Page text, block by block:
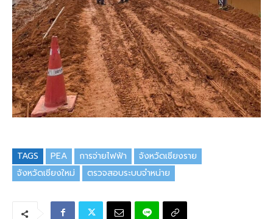
TAGS PEA การจ่ายไฟฟ้า
จังหวัดเชียงราย
จังหวัดเชียงใหม่
ตรวจสอบระบบจำหน่าย